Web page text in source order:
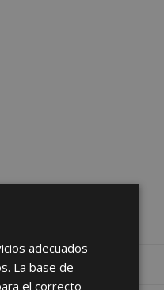
adecuados
La base de
el correcto